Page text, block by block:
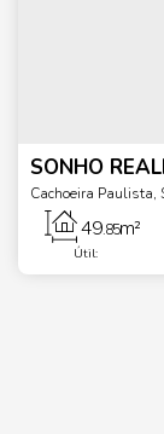
SONHO
CACHOEIRA
Cachoeira Paulista,
Útil:
49.85m²